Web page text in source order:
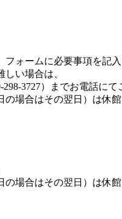
フォームに必要事項を記
い場合は、
3727）までお電話にて
場合はその翌日）は休
場合はその翌日）は休館